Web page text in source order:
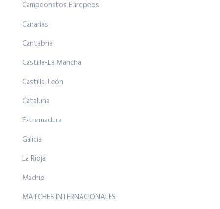
Campeonatos Europeos
Canarias
Cantabria
Castilla-La Mancha
Castilla-León
Cataluña
Extremadura
Galicia
La Rioja
Madrid
MATCHES INTERNACIONALES